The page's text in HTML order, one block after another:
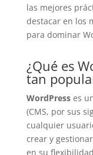
las mejores
destacar en los
para dominar
¿Qué es
tan
WordPresses
(CMS, por sus
cualquier
crear y
en su